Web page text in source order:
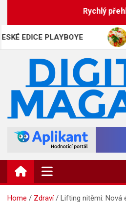
Rychlý
PLAYBOYE Už
DigitalMagazin.cz
Home Zdraví Lifting nitěmi: Nová